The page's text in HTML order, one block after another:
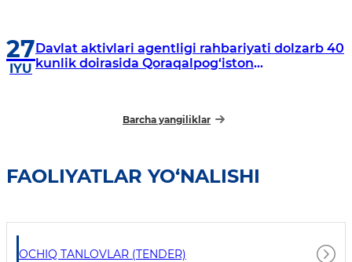
27
IYU
Davlat aktivlari agentligi rahbariyati dolzarb 40
kunlik doirasida Qoraqalpog‘iston
Barcha yangiliklar
FAOLIYATLAR YO‘NALISHI
OCHIQ TANLOVLAR (TENDER)